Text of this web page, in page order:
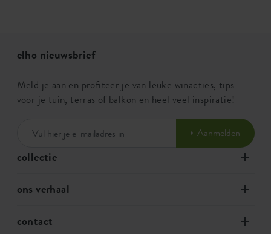
collectie
ons verhaal
contact
elho nieuwsbrief
Meld je aan en profiteer je van leuke winacties, tips
voor je tuin, terras of balkon en heel veel inspiratie!
Aanmelden